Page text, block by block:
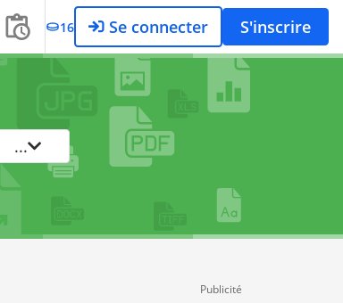
16 Se connecter S'inscrire
...
Publicité